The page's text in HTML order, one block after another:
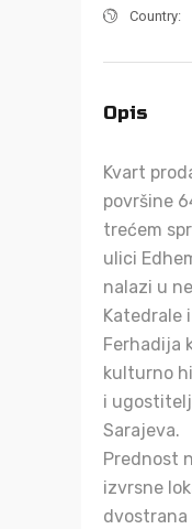
Country:
Opis
Kvart
površine
trećem
ulici
nalazi u
Katedrale
Ferhadija
kulturno
i
Sarajeva.
Prednost
izvrsne